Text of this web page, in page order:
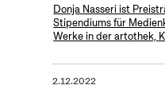
Donja Nasseri ist
Stipendiums für
Werke in der artothek,
2.12.2022